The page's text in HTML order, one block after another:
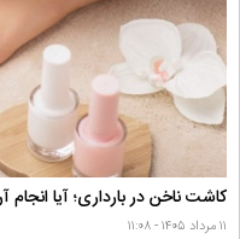
کاشت ناخن در بارداری؛ آیا
۱۱ مرداد ۱۴۰۵ - ۱۱:۰۸